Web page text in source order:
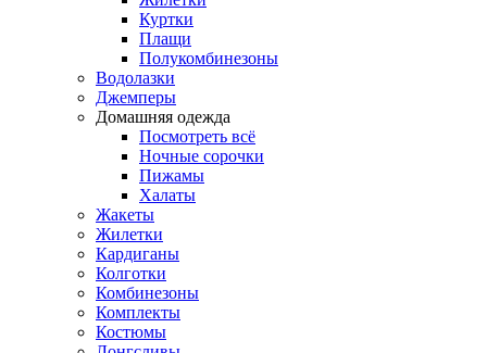
Куртки
Плащи
Полукомбинезоны
Водолазки
Джемперы
Домашняя одежда
Посмотреть всё
Ночные сорочки
Пижамы
Халаты
Жакеты
Жилетки
Кардиганы
Колготки
Комбинезоны
Комплекты
Костюмы